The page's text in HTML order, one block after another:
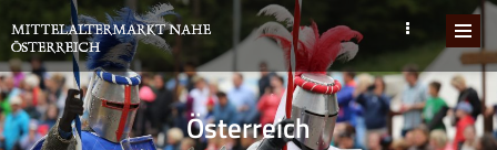
Österreich